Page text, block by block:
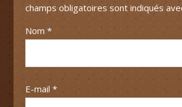
champs obligatoires sont indiqués
Nom *
E-mail *